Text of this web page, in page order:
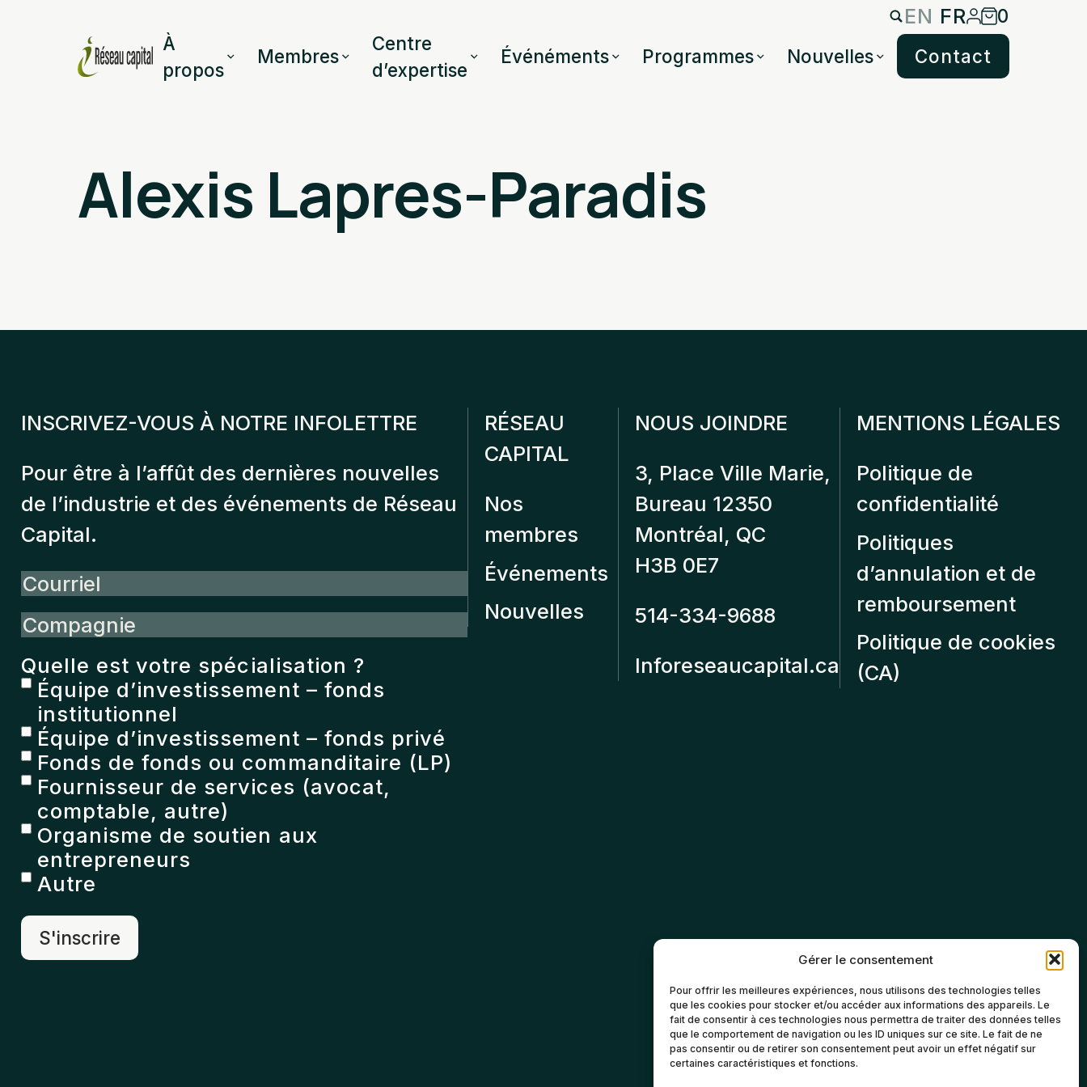
Gérer le consentement
Pour offrir les meilleures expériences, nous utilisons des technologies telles
que les cookies pour stocker et/ou accéder aux informations des appareils. Le
fait de consentir à ces technologies nous permettra de traiter des données telles
que le comportement de navigation ou les ID uniques sur ce site. Le fait de ne
pas consentir ou de retirer son consentement peut avoir un effet négatif sur
certaines caractéristiques et fonctions.
EN FR
0
À
propos
Membres
Centre
d’expertise
Événéments Programmes Nouvelles Contact
Alexis Lapres-Paradis
INSCRIVEZ-VOUS À NOTRE INFOLETTRE
Pour être à l’affût des dernières nouvelles
de l’industrie et des événements de Réseau
Capital.
Courriel
Compagnie
Quelle est votre spécialisation ?
Équipe d’investissement – fonds
institutionnel
Équipe d’investissement – fonds privé
Fonds de fonds ou commanditaire (LP)
Fournisseur de services (avocat,
comptable, autre)
Organisme de soutien aux
entrepreneurs
Autre
RÉSEAU
CAPITAL
Nos
membres
Événements
Nouvelles
NOUS JOINDRE
3, Place Ville Marie,
Bureau 12350
Montréal, QC
H3B 0E7
514-334-9688
Inforeseaucapital.ca
MENTIONS LÉGALES
Politique de
confidentialité
Politiques
d’annulation et de
remboursement
Politique de cookies
(CA)